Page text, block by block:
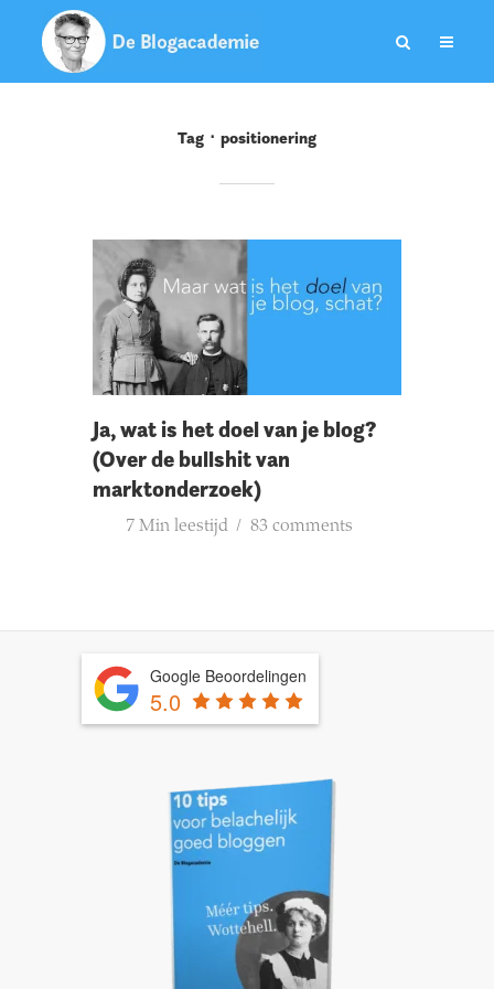
Tag positionering
Ja, wat is het doel van je blog?
(Over de bullshit van
marktonderzoek)
7 Min leestijd 83 comments
Google Beoordelingen
5.0